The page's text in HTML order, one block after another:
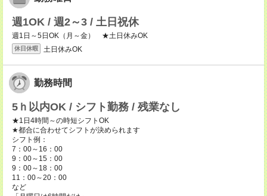
週1OK / 週2～3 / 土日祝休
週1日～5日OK（月～金） ★土日休みOK
休日休暇 土日休みOK
勤務時間
5ｈ以内OK / シフト勤務 / 残業なし
★1日4時間～の時短シフトOK
★都合に合わせてシフトが決められます
シフト例：
7：00～16：00
9：00～15：00
9：00～18：00
11：00～20：00
など